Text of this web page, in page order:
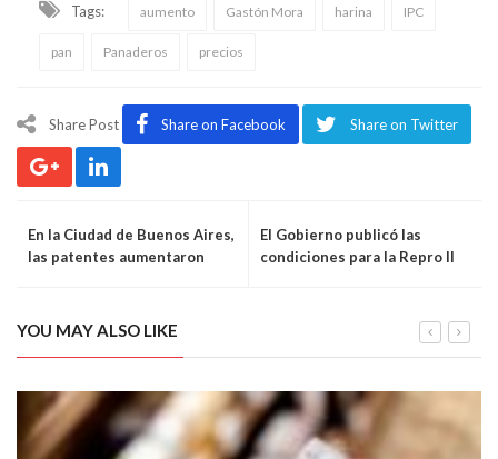
Tags: aumento Gastón Mora harina IPC
pan Panaderos precios
Share Post Share on Facebook Share on Twitter
En la Ciudad de Buenos Aires,
las patentes aumentaron
El Gobierno publicó las
condiciones para la Repro II
YOU MAY ALSO LIKE